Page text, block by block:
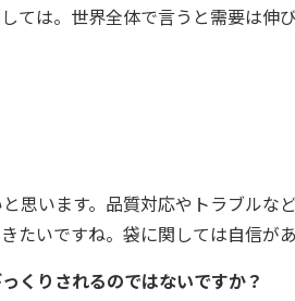
は。世界全体で言うと需要は伸び
います。品質対応やトラブルな
いですね。袋に関しては自信があ
くりされるのではないですか？